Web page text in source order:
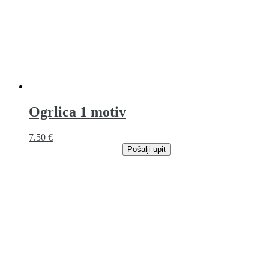
Ogrlica 1 motiv
7.50 €
Pošalji upit